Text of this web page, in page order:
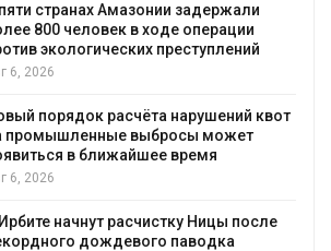
Москвариум отметит 11-летие
трёхдневным фестивалем
Авг 5, 2026
проверяют по статье о терроризме
Авг 5, 2026
для охраны израильской тюрьмы
Авг 5, 2026